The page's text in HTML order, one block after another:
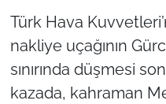
Türk Hava
nakliye uçağının
sınırında düşmesi
kazada, kahraman
Politika
Flaş Haber